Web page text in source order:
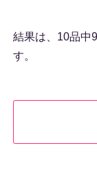
結果は、10品中
す。